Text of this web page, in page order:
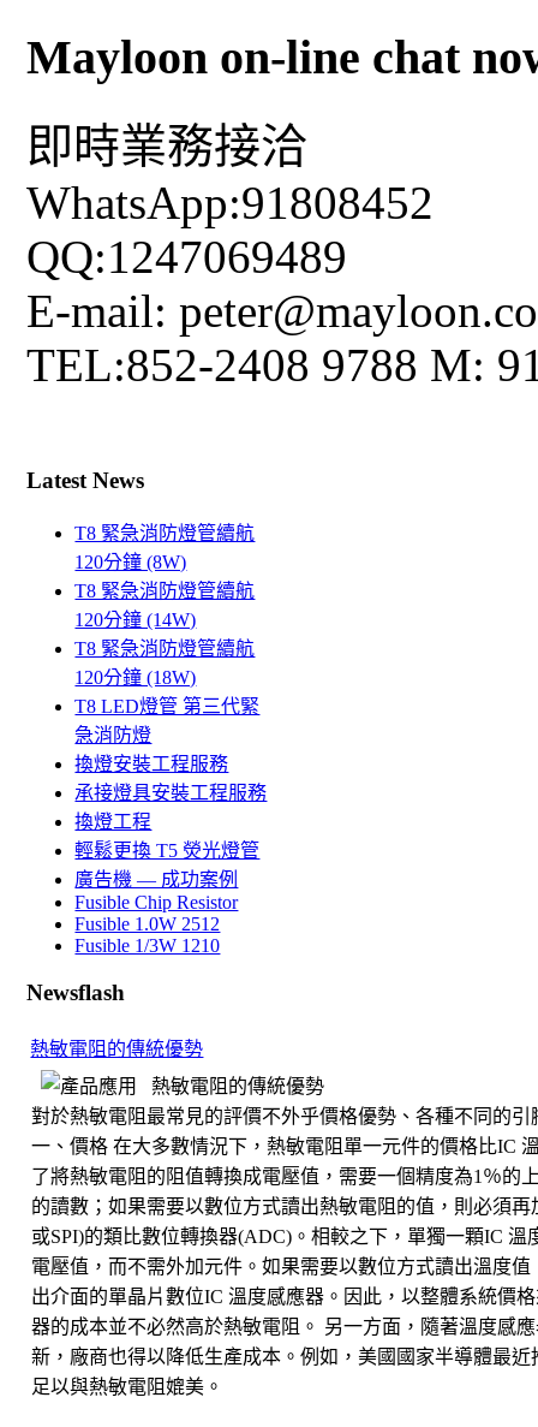
Mayloon on-line chat
即時業務接洽
WhatsApp:91808452
QQ:1247069489
E-mail:
TEL:852-2408 9788 M:
Latest News
T8 緊急消防燈管續航
120分鐘 (8W)
T8 緊急消防燈管續航
120分鐘 (14W)
T8 緊急消防燈管續航
120分鐘 (18W)
T8 LED燈管 第三代緊
急消防燈
換燈安裝工程服務
承接燈具安裝工程服務
換燈工程
輕鬆更換 T5 熒光燈管
廣告機 — 成功案例
Fusible Chip Resistor
Fusible 1.0W 2512
Fusible 1/3W 1210
Newsflash
熱敏電阻的傳統優勢
熱敏電阻的傳統優勢
對於熱敏電阻最常見的評價不外乎價格優勢、各種不同的
一、價格 在大多數情況下，熱敏電阻單一元件的價格比IC
了將熱敏電阻的阻值轉換成電壓值，需要一個精度為1％的
的讀數；如果需要以數位方式讀出熱敏電阻的值，則必須
或SPI)的類比數位轉換器(ADC)。相較之下，單獨一顆IC 溫
電壓值，而不需外加元件。如果需要以數位方式讀出溫度
出介面的單晶片數位IC 溫度感應器。因此，以整體系統價
器的成本並不必然高於熱敏電阻。 另一方面，隨著溫度感
新，廠商也得以降低生產成本。例如，美國國家半導體最
足以與熱敏電阻媲美。